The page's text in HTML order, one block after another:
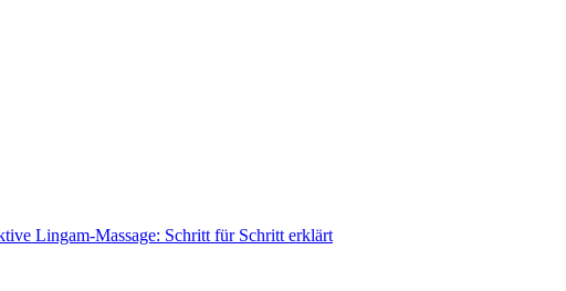
Lingam-Massage: Schritt für Schritt erklärt